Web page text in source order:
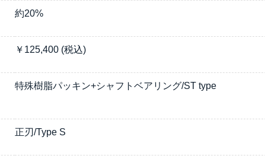
約20%
￥ 125,400 (税込)
特殊樹脂パッキン+シャフトベアリング/ST type
正刃/Type S